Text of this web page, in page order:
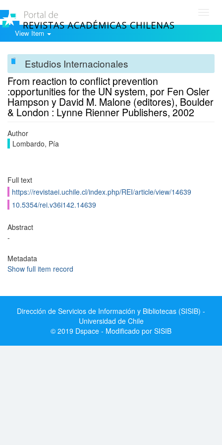
View Item
Estudios Internacionales
From reaction to conflict prevention
:opportunities for the UN system, por Fen Osler
Hampson y David M. Malone (editores), Boulder
& London : Lynne Rienner Publishers, 2002
Author
Lombardo, Pía
Full text
https://revistaei.uchile.cl/index.php/REI/article/view/14639
10.5354/rei.v36i142.14639
Abstract
-
Metadata
Show full item record
Dirección de Servicios de Información y Bibliotecas (SISIB) -
Universidad de Chile
© 2019 Dspace - Modificado por SISIB